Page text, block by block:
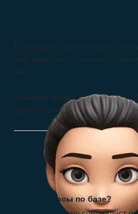
В данный момент готового
деятельности у нас нет, но мы
вас.
Нажмите кнопку Заказать базу.
данные и мы свяжемся с вами
Есть вопросы по базе?